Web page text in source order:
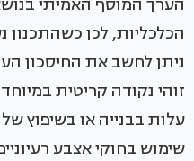
הכלכליות, לכן כשהתכנון
ניתן לחשב את החיסכון
זוהי נקודה קריטית
עלות בבנייה או בשיפוץ
שימוש בחוקי אצבע